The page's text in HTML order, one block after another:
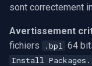
sont correctement
Avertissement
fichiers
.bpl 64
Install